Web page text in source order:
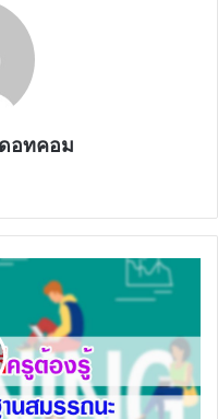
อทคอม